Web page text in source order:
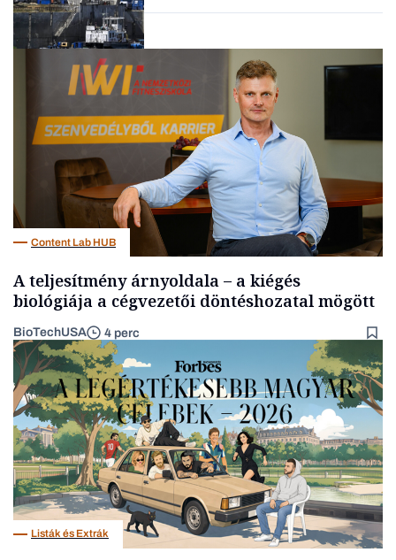
Content Lab HUB
A teljesítmény árnyoldala – a kiégés
biológiája a cégvezetői döntéshozatal mögött
BioTechUSA 4 perc
Listák és Extrák